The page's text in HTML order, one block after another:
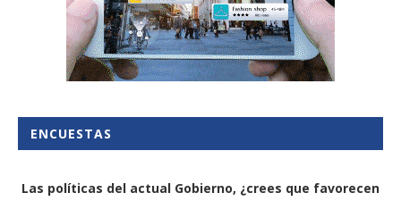
ENCUESTAS
Las políticas del actual Gobierno, ¿crees que favorecen